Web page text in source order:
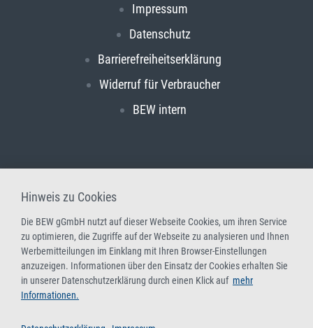
Impressum
Datenschutz
Barrierefreiheitserklärung
Widerruf für Verbraucher
BEW intern
Hinweis zu Cookies
Die BEW gGmbH nutzt auf dieser Webseite Cookies, um ihren Service
zu optimieren, die Zugriffe auf der Webseite zu analysieren und Ihnen
Werbemitteilungen im Einklang mit Ihren Browser-Einstellungen
anzuzeigen. Informationen über den Einsatz der Cookies erhalten Sie
in unserer Datenschutzerklärung durch einen Klick auf mehr
Informationen.